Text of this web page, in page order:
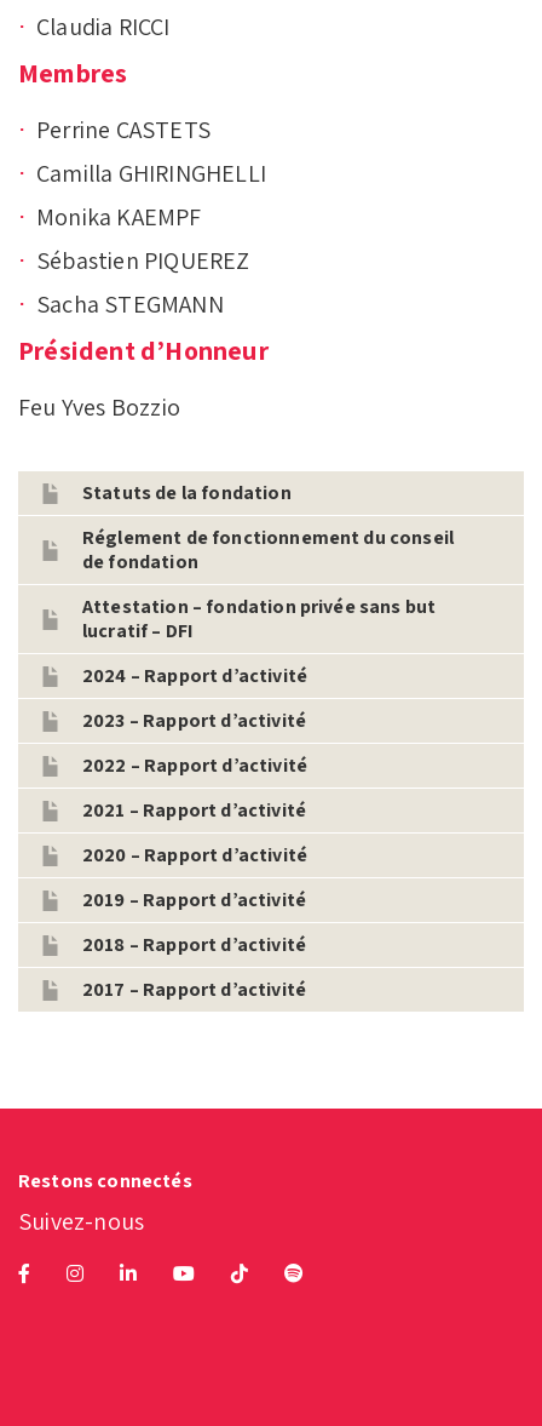
Claudia RICCI
Membres
Perrine CASTETS
Camilla GHIRINGHELLI
Monika KAEMPF
Sébastien PIQUEREZ
Sacha STEGMANN
Président d’Honneur
Feu Yves Bozzio
Statuts de la fondation
Réglement de fonctionnement du conseil
de fondation
Attestation – fondation privée sans but
lucratif – DFI
2024 – Rapport d’activité
2023 – Rapport d’activité
2022 – Rapport d’activité
2021 – Rapport d’activité
2020 – Rapport d’activité
2019 – Rapport d’activité
2018 – Rapport d’activité
2017 – Rapport d’activité
Restons connectés
Suivez-nous